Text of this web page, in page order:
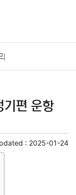
기편 운항
: 2025-01-24